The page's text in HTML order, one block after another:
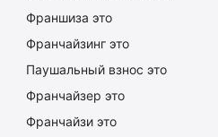
Франшиза это
Франчайзинг это
Паушальный взнос это
Франчайзер это
Франчайзи это